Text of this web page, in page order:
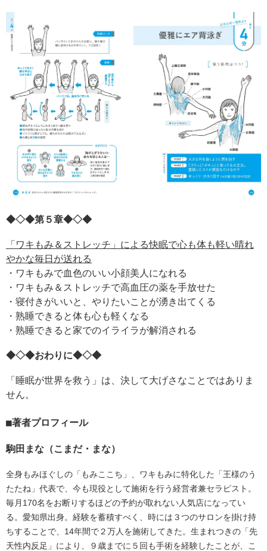
◆◇◆第５章◆◇◆
「ワキもみ＆ストレッチ」による快眠で心も体も軽い晴れ
やかな毎日が送れる
・ワキもみで血色のいい小顔美人になれる
・ワキもみ＆ストレッチで高血圧の薬を手放せた
・寝付きがいいと、やりたいことが湧き出てくる
・熟睡できると体も心も軽くなる
・熟睡できると家でのイライラが解消される
◆◇◆おわりに◆◇◆
「睡眠が世界を救う」は、決して大げさなことではありま
せん。
著者プロフィール
駒田まな（こまだ・まな）
全身もみほぐしの「もみここち」、ワキもみに特化した「王様のう
たたね」代表で、今も現役として施術を行う経営者兼セラピスト。
毎月170名をお断りするほどの予約が取れない人気店になってい
る。愛知県出身。経験を蓄積すべく、時には３つのサロンを掛け持
ちすることで、14年間で２万人を施術してきた。生まれつきの「先
天性内反足」により、９歳までに５回も手術を経験したことが、こ